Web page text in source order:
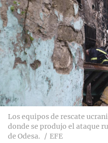
Los equipos de rescate
donde se produjo el ataque
de Odesa.
EFE